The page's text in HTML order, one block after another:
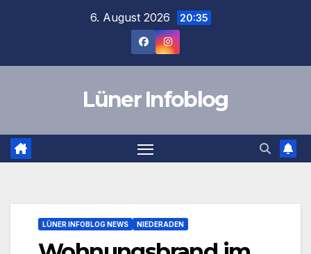
6. August 2026 20:35
Lüner Infoblog
LÜNER INFOBLOG NEWS NIEDERADEN